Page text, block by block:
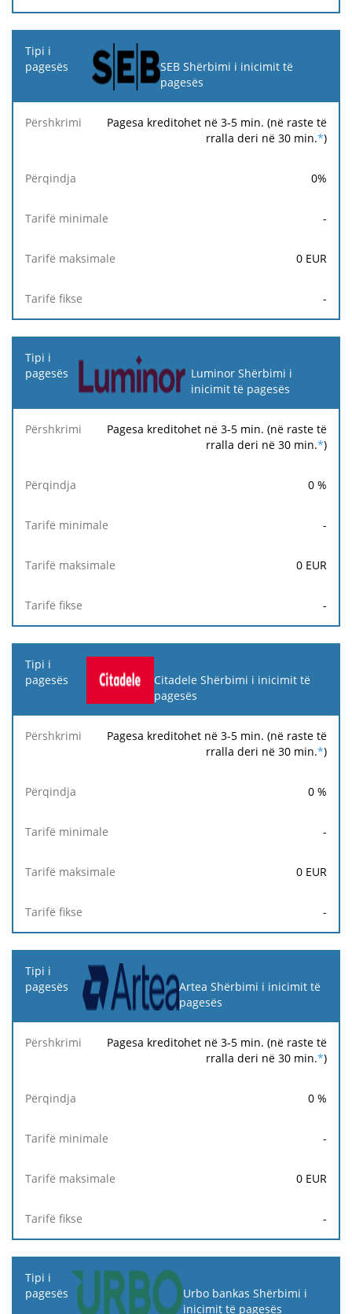
SEB Shërbimi i inicimit të
pagesës
Pagesa kreditohet në 3-5 min. (në raste të
rralla deri në 30 min.*)
0%
-
0 EUR
-
Luminor Shërbimi i
inicimit të pagesës
Pagesa kreditohet në 3-5 min. (në raste të
rralla deri në 30 min.*)
0 %
-
0 EUR
-
Citadele Shërbimi i inicimit të
pagesës
Pagesa kreditohet në 3-5 min. (në raste të
rralla deri në 30 min.*)
0 %
-
0 EUR
-
Artea Shërbimi i inicimit të
pagesës
Pagesa kreditohet në 3-5 min. (në raste të
rralla deri në 30 min.*)
0 %
-
0 EUR
-
Urbo bankas Shërbimi i
inicimit të pagesës